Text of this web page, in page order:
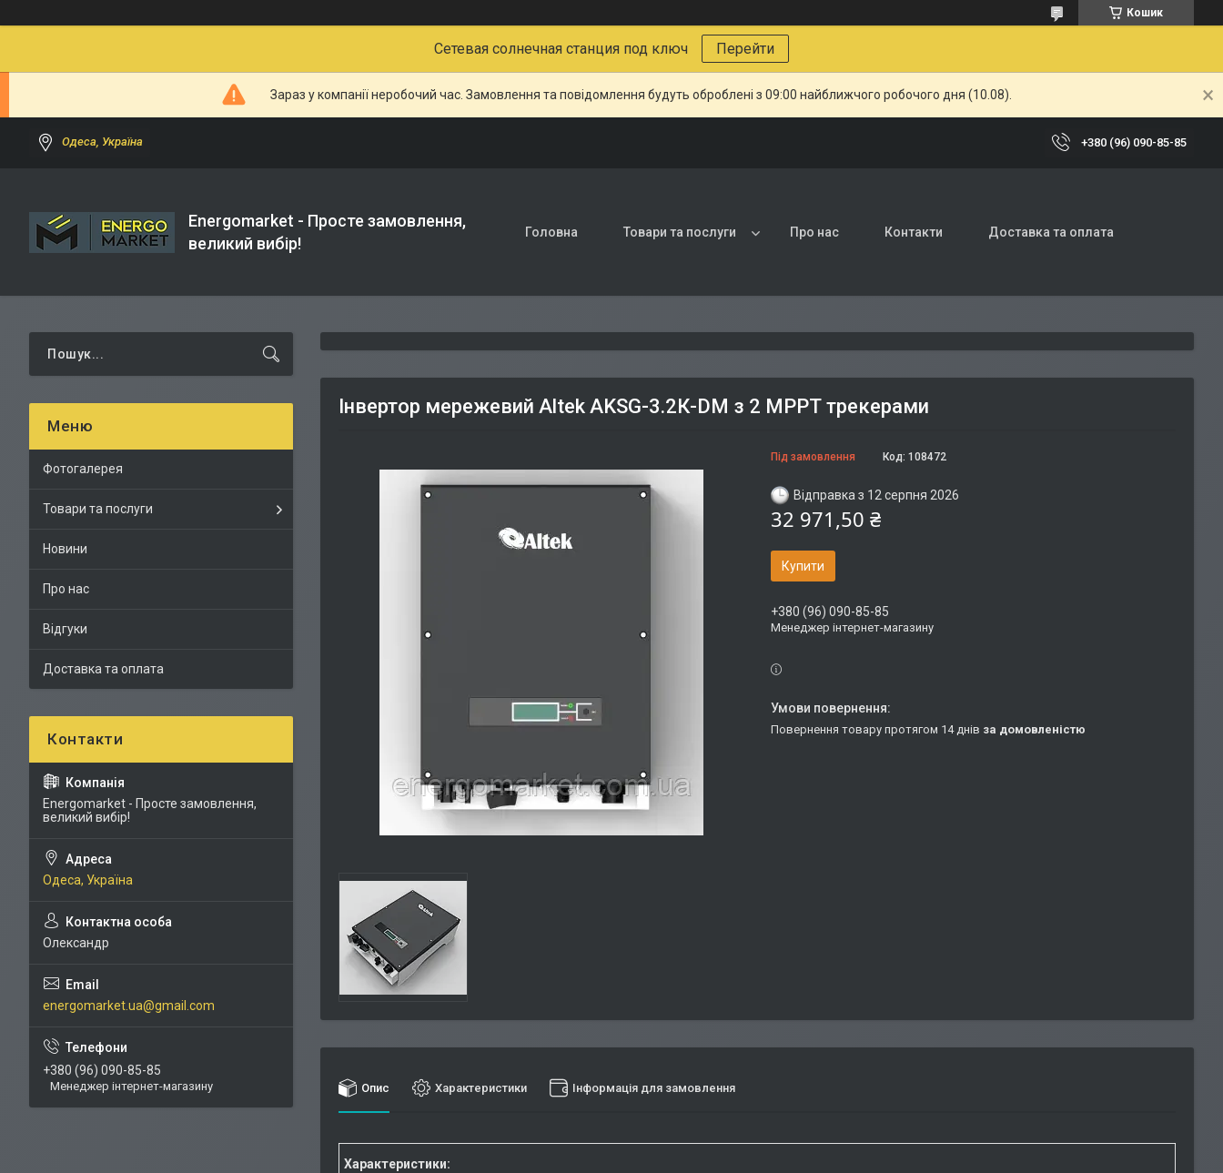
Кошик
Сетевая солнечная станция под ключ Перейти
Зараз у компанії неробочий час. Замовлення та повідомлення будуть оброблені з 09:00 найближчого робочого дня (10.08).
Одеса, Україна +380 (96) 090-85-85
Energomarket - Просте замовлення,
великий вибір!
Головна Товари та послуги Про нас Контакти Доставка та оплата
Інвертор мережевий Altek АKSG-3.2К-DM з 2 МРРТ трекерами
Під замовлення Код: 108472
Відправка з 12 серпня 2026
32 971,50 ₴
Купити
+380 (96) 090-85-85
Менеджер інтернет-магазину
повернення товару протягом 14 днів за домовленістю
Опис Характеристики Інформація для замовлення
Характеристики:
Фотогалерея
Товари та послуги
Новини
Про нас
Відгуки
Доставка та оплата
Energomarket - Просте замовлення,
великий вибір!
Одеса, Україна
Олександр
energomarket.ua@gmail.com
+380 (96) 090-85-85
Менеджер інтернет-магазину